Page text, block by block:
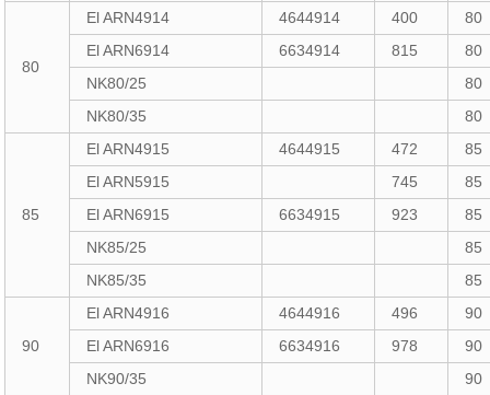
80
El ARN4914 4644914 400
80
El ARN6914
6634914 815
80
NK80/25
80
NK80/35
80
85
El ARN4915 4644915 472
85
El ARN5915
745
85
El ARN6915
6634915 923
85
NK85/25
85
NK85/35
85
90
El ARN4916 4644916 496
90
El ARN6916
6634916 978
90
NK90/35
90